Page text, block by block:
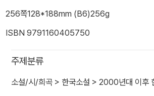
256쪽128*188mm (B6)256g
ISBN 9791160405750
주제분류
소설/시/희곡 > 한국소설 > 2000년대 이후